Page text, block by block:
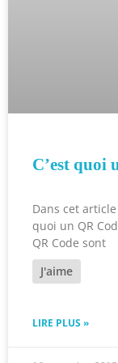
C’est quoi
Dans cet
quoi un QR
QR Code sont
J'aime
LIRE PLUS »